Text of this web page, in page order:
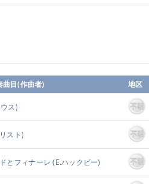
曲目(作曲者) 地区
ス)
スト)
とフィナーレ (E.ハックビー)